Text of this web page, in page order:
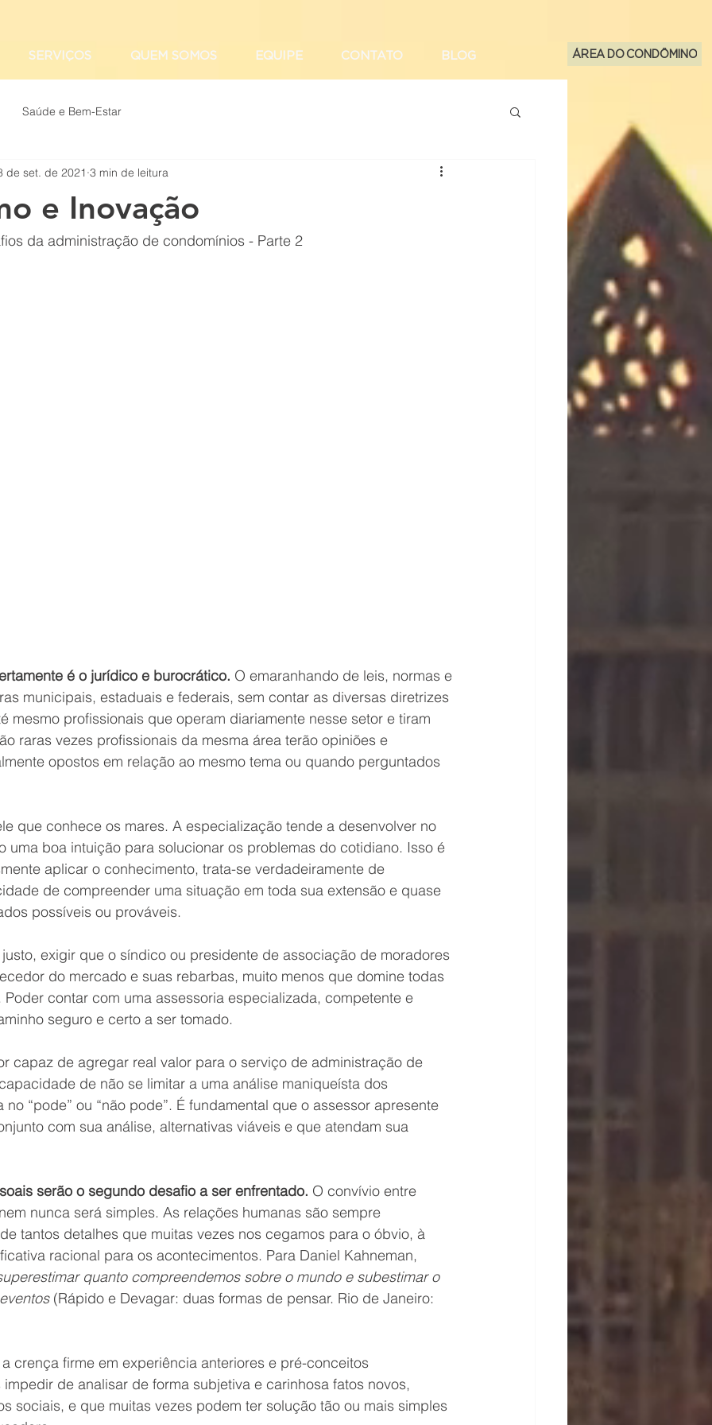
SERVIÇOS QUEM SOMOS EQUIPE CONTATO BLOG ÁREA DO CONDÔMINO
Saúde e Bem-Estar
e Inovação
de set. de 2021 3 min de leitura
da administração de condomínios - Parte 2
é o jurídico e burocrático. O emaranhando de leis, normas e
municipais, estaduais e federais, sem contar as diversas diretrizes
mesmo profissionais que operam diariamente nesse setor e tiram
raras vezes profissionais da mesma área terão opiniões e
opostos em relação ao mesmo tema ou quando perguntados
que conhece os mares. A especialização tende a desenvolver no
uma boa intuição para solucionar os problemas do cotidiano. Isso é
aplicar o conhecimento, trata-se verdadeiramente de
de compreender uma situação em toda sua extensão e quase
possíveis ou prováveis.
exigir que o síndico ou presidente de associação de moradores
do mercado e suas rebarbas, muito menos que domine todas
Poder contar com uma assessoria especializada, competente e
seguro e certo a ser tomado.
capaz de agregar real valor para o serviço de administração de
de não se limitar a uma análise maniqueísta dos
“pode” ou “não pode”. É fundamental que o assessor apresente
com sua análise, alternativas viáveis e que atendam sua
serão o segundo desafio a ser enfrentado. O convívio entre
nunca será simples. As relações humanas são sempre
tantos detalhes que muitas vezes nos cegamos para o óbvio, à
racional para os acontecimentos. Para Daniel Kahneman,
quanto compreendemos sobre o mundo e subestimar o
(Rápido e Devagar: duas formas de pensar. Rio de Janeiro:
crença firme em experiência anteriores e pré-conceitos
de analisar de forma subjetiva e carinhosa fatos novos,
sociais, e que muitas vezes podem ter solução tão ou mais simples